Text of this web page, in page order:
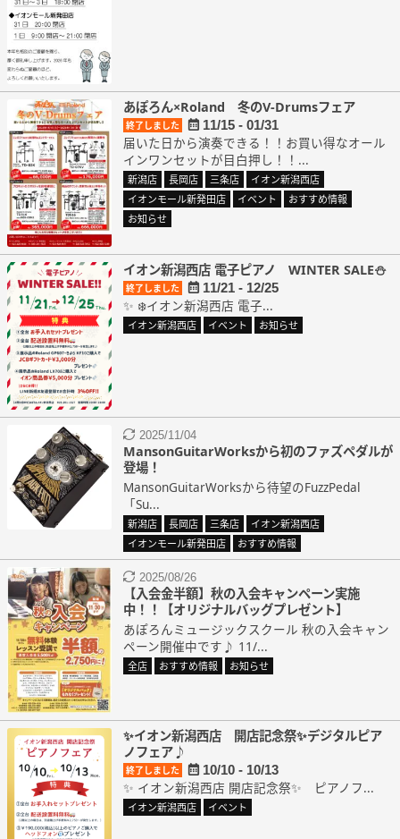
あぽろん×Roland 冬のV-Drumsフェア
終了しました 11/15 - 01/31
届いた日から演奏できる！！お買い得なオール
インワンセットが目白押し！！...
新潟店 長岡店 三条店
イオン新潟西店
イオンモール新発田店
イベント
おすすめ情報
お知らせ
イオン新潟西店 電子ピアノ WINTER SALE⛄
終了しました 11/21 - 12/25
✨ ❄️イオン新潟西店 電子...
イオン新潟西店 イベント お知らせ
2025/11/04
MansonGuitarWorksから初のファズペダルが
登場！
MansonGuitarWorksから待望のFuzzPedal
「Su...
新潟店 長岡店 三条店
イオン新潟西店
イオンモール新発田店
おすすめ情報
2025/08/26
【入会金半額】秋の入会キャンペーン実施
中！！【オリジナルバッグプレゼント】
あぽろんミュージックスクール 秋の入会キャン
ペーン開催中です♪ 11/...
全店 おすすめ情報 お知らせ
✨イオン新潟西店 開店記念祭✨デジタルピア
ノフェア♪
終了しました 10/10 - 10/13
✨ イオン新潟西店 開店記念祭✨ ピアノフ...
イオン新潟西店 イベント